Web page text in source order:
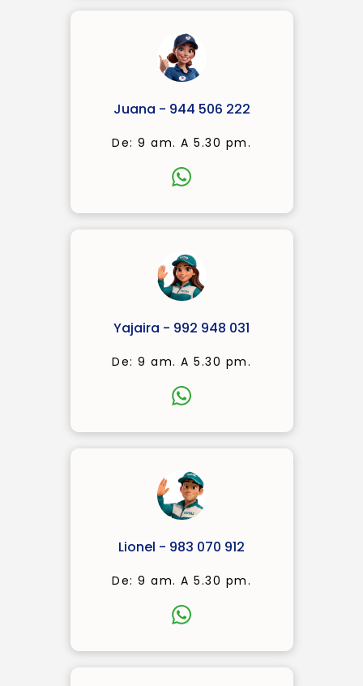
Juana - 944 506 222
De: 9 am. A 5.30 pm.
Yajaira - 992 948 031
De: 9 am. A 5.30 pm.
Lionel - 983 070 912
De: 9 am. A 5.30 pm.